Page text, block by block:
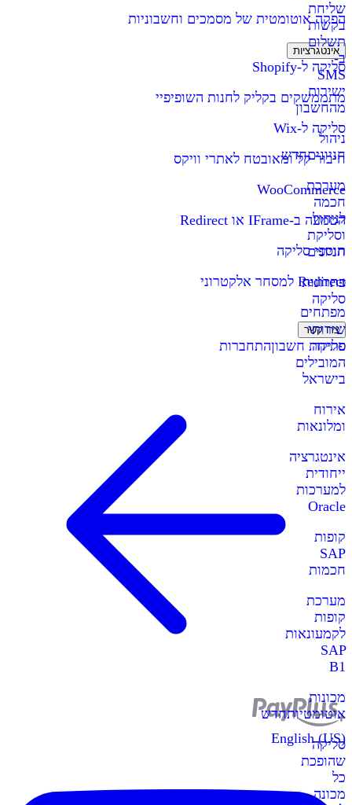
שליחת
בקשות
תשלום
ב-
SMS
ישירות
מהחשבון
ניהול
חניוניםחדש
מערכת
חכמה
לניהול
וסליקת
חניונים
פתרונות
סליקה
שירותי
סליקה
המובילים
בישראל
אירוח
ומלונאות
אינטגרציה
ייחודית
למערכות
Oracle
קופות
SAP
חכמות
מערכת
קופות
לקמעונאות
SAP
B1
מכונות
אוטומטיותחדש
סליקה
שהופכת
כל
מכונה
הפקה אוטומטית של מסמכים וחשבוניות
אינטגרציות
סליקה ל-Shopify
מתממשקים בקליק לחנות השופיפיי
סליקה ל-Wix
חיבור קל ומאובטח לאתרי וויקס
WooCommerce
הטמעה ב-IFrame או Redirect
תוספי סליקה
Redirect למסחר אלקטרוני
מפתחים
צרו קשר
פתיחת חשבוןהתחברות
English (US)